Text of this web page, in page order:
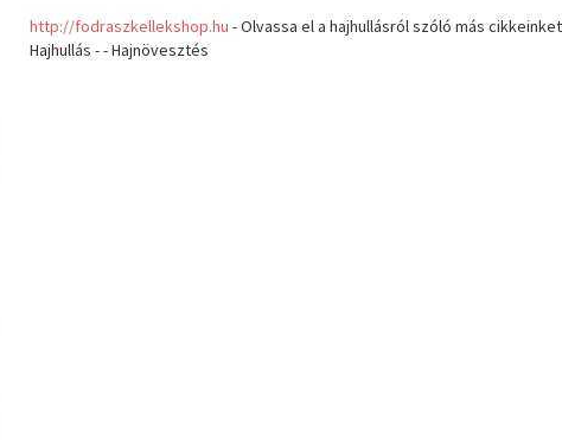
http://fodraszkellekshop.hu - Olvassa el a hajhullásról szóló más
Hajhullás - - Hajnövesztés